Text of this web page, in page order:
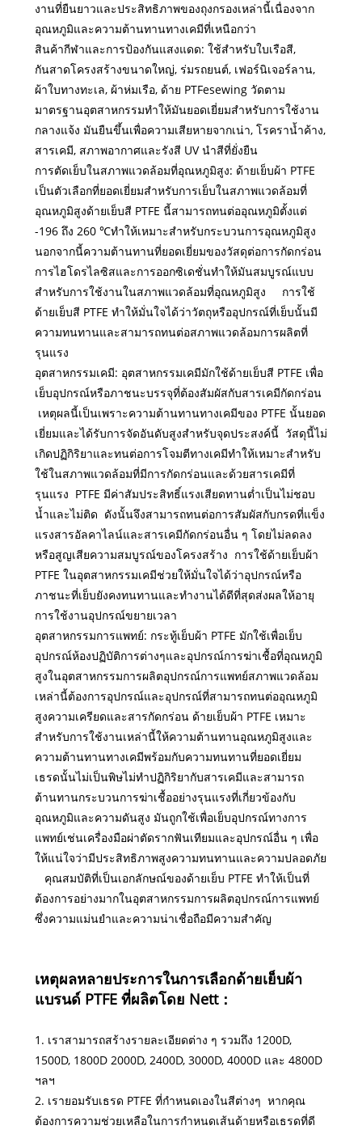
งานที่ยืนยาวและประสิทธิภาพของถุงกรองเหล่านี้เนื่องจาก
อุณหภูมิและความต้านทานทางเคมีที่เหนือกว่า
สินค้ากีฬาและการป้องกันแสงแดด: ใช้สำหรับใบเรือสี,
กันสาดโครงสร้างขนาดใหญ่, ร่มรถยนต์, เฟอร์นิเจอร์ลาน,
ผ้าใบทางทะเล, ผ้าห่มเรือ, ด้าย PTFesewing วัดตาม
มาตรฐานอุตสาหกรรมทำให้มันยอดเยี่ยมสำหรับการใช้งาน
กลางแจ้ง มันยืนขึ้นเพื่อความเสียหายจากเน่า, โรคราน้ำค้าง,
สารเคมี, สภาพอากาศและรังสี UV นำสีที่ยั่งยืน
การตัดเย็บในสภาพแวดล้อมที่อุณหภูมิสูง: ด้ายเย็บผ้า PTFE
เป็นตัวเลือกที่ยอดเยี่ยมสำหรับการเย็บในสภาพแวดล้อมที่
อุณหภูมิสูงด้ายเย็บสี PTFE นี้สามารถทนต่ออุณหภูมิตั้งแต่
-196 ถึง 260 ℃ทำให้เหมาะสำหรับกระบวนการอุณหภูมิสูง
นอกจากนี้ความต้านทานที่ยอดเยี่ยมของวัสดุต่อการกัดกร่อน
การไฮโดรไลซิสและการออกซิเดชั่นทำให้มันสมบูรณ์แบบ
สำหรับการใช้งานในสภาพแวดล้อมที่อุณหภูมิสูง การใช้
ด้ายเย็บสี PTFE ทำให้มั่นใจได้ว่าวัตถุหรืออุปกรณ์ที่เย็บนั้นมี
ความทนทานและสามารถทนต่อสภาพแวดล้อมการผลิตที่
รุนแรง
อุตสาหกรรมเคมี: อุตสาหกรรมเคมีมักใช้ด้ายเย็บสี PTFE เพื่อ
เย็บอุปกรณ์หรือภาชนะบรรจุที่ต้องสัมผัสกับสารเคมีกัดกร่อน
เหตุผลนี้เป็นเพราะความต้านทานทางเคมีของ PTFE นั้นยอด
เยี่ยมและได้รับการจัดอันดับสูงสำหรับจุดประสงค์นี้ วัสดุนี้ไม่
เกิดปฏิกิริยาและทนต่อการโจมตีทางเคมีทำให้เหมาะสำหรับ
ใช้ในสภาพแวดล้อมที่มีการกัดกร่อนและด้วยสารเคมีที่
รุนแรง PTFE มีค่าสัมประสิทธิ์แรงเสียดทานต่ำเป็นไม่ชอบ
น้ำและไม่ติด ดังนั้นจึงสามารถทนต่อการสัมผัสกับกรดที่แข็ง
แรงสารอัลคาไลน์และสารเคมีกัดกร่อนอื่น ๆ โดยไม่ลดลง
หรือสูญเสียความสมบูรณ์ของโครงสร้าง การใช้ด้ายเย็บผ้า
PTFE ในอุตสาหกรรมเคมีช่วยให้มั่นใจได้ว่าอุปกรณ์หรือ
ภาชนะที่เย็บยังคงทนทานและทำงานได้ดีที่สุดส่งผลให้อายุ
การใช้งานอุปกรณ์ขยายเวลา
อุตสาหกรรมการแพทย์: กระทู้เย็บผ้า PTFE มักใช้เพื่อเย็บ
อุปกรณ์ห้องปฏิบัติการต่างๆและอุปกรณ์การฆ่าเชื้อที่อุณหภูมิ
สูงในอุตสาหกรรมการผลิตอุปกรณ์การแพทย์สภาพแวดล้อม
เหล่านี้ต้องการอุปกรณ์และอุปกรณ์ที่สามารถทนต่ออุณหภูมิ
สูงความเครียดและสารกัดกร่อน ด้ายเย็บผ้า PTFE เหมาะ
สำหรับการใช้งานเหล่านี้ให้ความต้านทานอุณหภูมิสูงและ
ความต้านทานทางเคมีพร้อมกับความทนทานที่ยอดเยี่ยม
เธรดนั้นไม่เป็นพิษไม่ทำปฏิกิริยากับสารเคมีและสามารถ
ต้านทานกระบวนการฆ่าเชื้ออย่างรุนแรงที่เกี่ยวข้องกับ
อุณหภูมิและความดันสูง มันถูกใช้เพื่อเย็บอุปกรณ์ทางการ
แพทย์เช่นเครื่องมือผ่าตัดรากฟันเทียมและอุปกรณ์อื่น ๆ เพื่อ
ให้แน่ใจว่ามีประสิทธิภาพสูงความทนทานและความปลอดภัย
คุณสมบัติที่เป็นเอกลักษณ์ของด้ายเย็บ PTFE ทำให้เป็นที่
ต้องการอย่างมากในอุตสาหกรรมการผลิตอุปกรณ์การแพทย์
ซึ่งความแม่นยำและความน่าเชื่อถือมีความสำคัญ
เหตุผลหลายประการในการเลือกด้ายเย็บผ้า
แบรนด์ PTFE ที่ผลิตโดย Nett：
1. เราสามารถสร้างรายละเอียดต่าง ๆ รวมถึง 1200D,
1500D, 1800D 2000D, 2400D, 3000D, 4000D และ 4800D
ฯลฯ
2. เรายอมรับเธรด PTFE ที่กำหนดเองในสีต่างๆ หากคุณ
ต้องการความช่วยเหลือในการกำหนดเส้นด้ายหรือเธรดที่ดี